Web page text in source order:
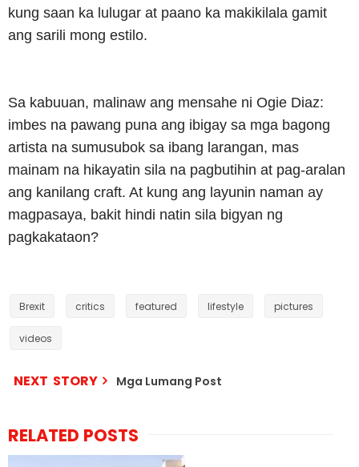
kung saan ka lulugar at paano ka makikilala gamit
ang sarili mong estilo.
Sa kabuuan, malinaw ang mensahe ni Ogie Diaz:
imbes na pawang puna ang ibigay sa mga bagong
artista na sumusubok sa ibang larangan, mas
mainam na hikayatin sila na pagbutihin at pag-aralan
ang kanilang craft. At kung ang layunin naman ay
magpasaya, bakit hindi natin sila bigyan ng
pagkakataon?
Brexit critics featured lifestyle pictures
videos
NEXT STORY Mga Lumang Post
RELATED POSTS